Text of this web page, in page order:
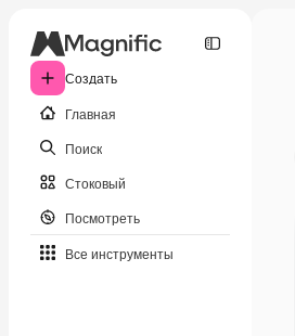
Создать
Главная
Поиск
Стоковый
Посмотреть
Все инструменты